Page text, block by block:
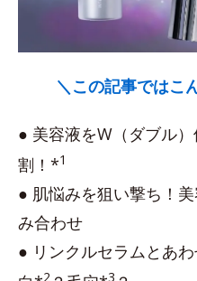
＼この記事ではこ
● 美容液をW（ダブル
割！*1
● 肌悩みを狙い撃ち！
み合わせ
● リンクルセラムとあ
2 3